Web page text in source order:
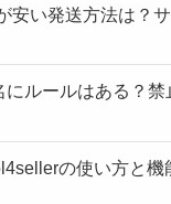
安い発送方法は？
にルールはある？
の使い方と機